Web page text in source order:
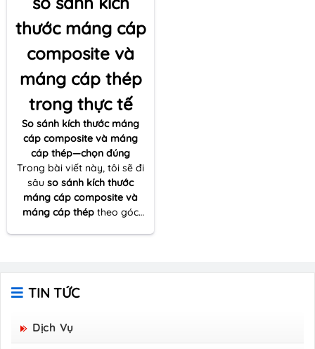
thước máng cáp
composite và
máng cáp thép
trong thực tế
So sánh kích thước máng
cáp composite và máng
cáp thép—chọn đúng
Trong bài viết này, tôi sẽ đi
sâu so sánh kích thước
máng cáp composite và
máng cáp thép theo góc
khảo sát tuyến cáp đến tối
ưu vật tư và đảm bảo kỹ
thuật vận hành lâu dài.
TIN TỨC
Dịch Vụ